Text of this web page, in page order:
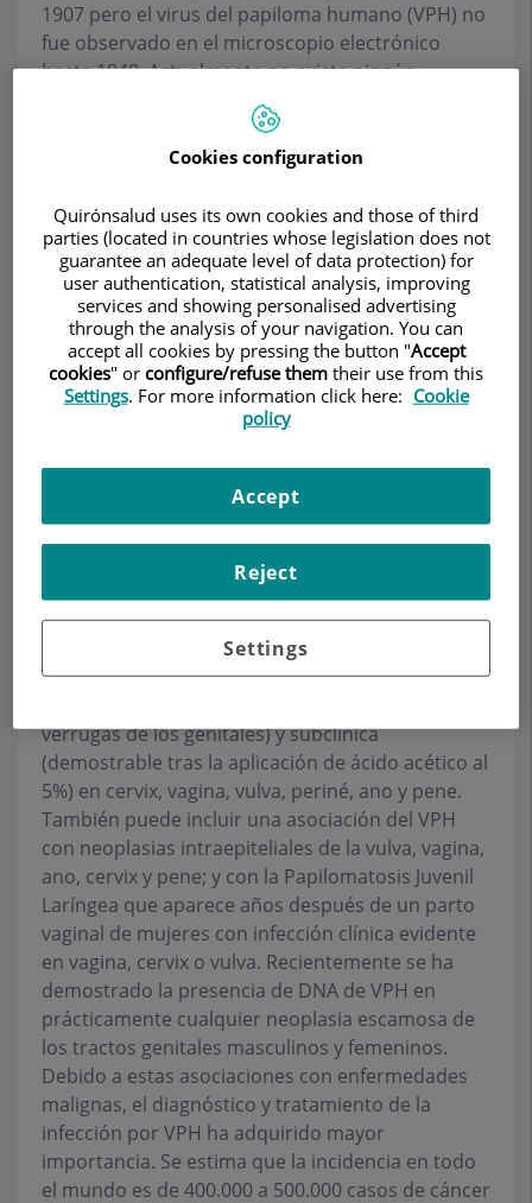
1907 pero el virus del papiloma humano (VPH) no
fue observado en el microscopio electrónico
hasta 1949. Actualmente no existe ningún
método para cultivar el VPH en tejidos.
Los condilomas acuminados constituyen una de
las enfermedades de transmisión sexual más
frecuentes en todo el mundo. La incidencia
máxima ocurre en hombres y mujeres jóvenes de
18 a 28 años. La incidencia se ha ido
incrementando constantemente desde hace 50
años. Cerca del 1% de los adultos con vida sexual
activa ha padecido o padece verrugas venéreas.
Los urólogos tratamos alteraciones del pene
sexuales en la madurez, sin embargo no siempre
sabemos detectar una infección subclínica por
VPH de alto riesgo en varones cuyas parejas
tienen lesiones preneoplásicas e incluso cáncer
de cuello de útero, vulva o vagina. Debemos ser
capaces de diagnosticar y tratar las lesiones por
verrugas de los genitales) y subclínica
(demostrable tras la aplicación de ácido acético al
5%) en cervix, vagina, vulva, periné, ano y pene.
También puede incluir una asociación del VPH
con neoplasias intraepiteliales de la vulva, vagina,
ano, cervix y pene; y con la Papilomatosis Juvenil
Laríngea que aparece años después de un parto
vaginal de mujeres con infección clínica evidente
en vagina, cervix o vulva. Recientemente se ha
demostrado la presencia de DNA de VPH en
prácticamente cualquier neoplasia escamosa de
los tractos genitales masculinos y femeninos.
Debido a estas asociaciones con enfermedades
malignas, el diagnóstico y tratamiento de la
infección por VPH ha adquirido mayor
importancia. Se estima que la incidencia en todo
el mundo es de 400.000 a 500.000 casos de cáncer
Cookies configuration
Quirónsalud uses its own cookies and those of third
parties (located in countries whose legislation does not
guarantee an adequate level of data protection) for
user authentication, statistical analysis, improving
services and showing personalised advertising
through the analysis of your navigation. You can
accept all cookies by pressing the button "Accept
cookies" or configure/refuse them their use from this
Settings. For more information click here: Cookie
policy
Settings
Reject
Accept